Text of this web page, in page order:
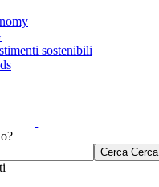
sostenibili
Cerca Cerca